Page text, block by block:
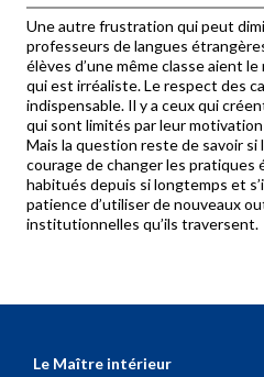
Une autre frustration qui peut
professeurs de langues
élèves d’une même classe aient
qui est irréaliste. Le respect des
indispensable. Il y a ceux qui
qui sont limités par leur
Mais la question reste de savoir
courage de changer les pratiques
habitués depuis si longtemps et
patience d’utiliser de nouveaux
institutionnelles qu’ils traversent.
Le Maître intérieur